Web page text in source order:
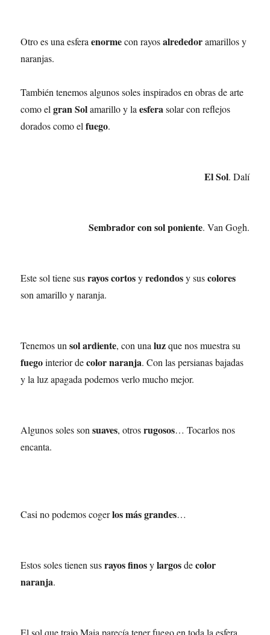
Otro es una esferaenormecon rayosalrededoramarillos y
naranjas.
También tenemos algunos soles inspirados en obras de arte
como elgran Solamarillo y laesferasolar con reflejos
dorados como elfuego.
El Sol. Dalí
Sembrador con sol poniente. Van Gogh.
Este sol tiene susrayos cortosyredondosy suscolores
son amarillo y naranja.
Tenemos unsol ardiente, con unaluzque nos muestra su
fuegointerior decolor naranja. Con las persianas bajadas
y la luz apagada podemos verlo mucho mejor.
Algunos soles sonsuaves, otrosrugosos… Tocarlos nos
encanta.
Casi no podemos cogerlos más grandes…
Estos soles tienen susrayos finosylargosdecolor
naranja.
El sol que trajo Maia parecía tener fuego en toda la esfera.